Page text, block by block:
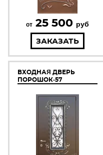
от 25 500 руб
ЗАКАЗАТЬ
ВХОДНАЯ ДВЕРЬ
ПОРОШОК-57